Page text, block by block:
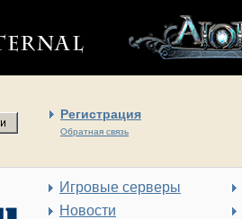
Регистрация
Обратная связь
Игровые серверы
Новости